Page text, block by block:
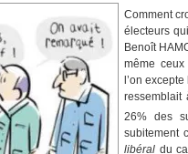
Comment
électeurs
Benoît
même ceux
l’on
26% des
subitement
libéral du